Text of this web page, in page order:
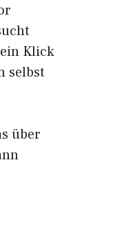
Klick
selbst
über